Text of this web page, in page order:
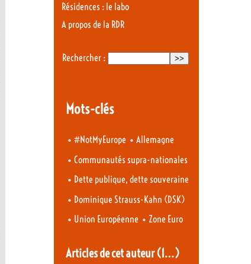
Résidences : le labo
A propos de la RDR
Rechercher :
Mots-clés
• #NotMyEurope •Allemagne
• Communautés supra-nationales
• Dette publique, dette souveraine
• Dominique Strauss-Kahn (DSK)
• Union Européenne • Zone Euro
Articles de cet auteur(1…)